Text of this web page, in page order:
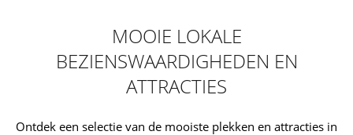
MOOIE LOKALE
BEZIENSWAARDIGHEDEN EN
ATTRACTIES
Ontdek een selectie van de mooiste plekken en attracties in